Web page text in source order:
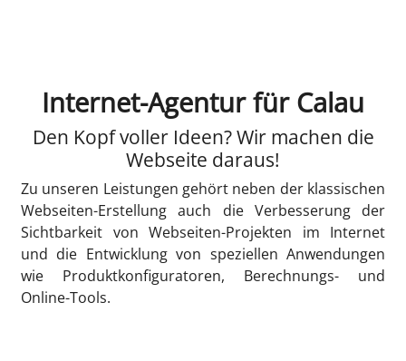
Internet-Agentur für Calau
Den Kopf voller Ideen? Wir machen die
Webseite daraus!
Zu unseren Leistungen gehört neben der klassischen
Webseiten-Erstellung auch die Verbesserung der
Sichtbarkeit von Webseiten-Projekten im Internet
und die Entwicklung von speziellen Anwendungen
wie Produktkonfiguratoren, Berechnungs- und
Online-Tools.